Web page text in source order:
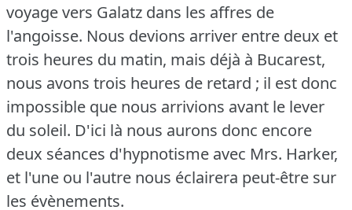
voyage vers Galatz dans les affres de
l'angoisse. Nous devions arriver entre deux et
trois heures du matin, mais déjà à Bucarest,
nous avons trois heures de retard ; il est donc
impossible que nous arrivions avant le lever
du soleil. D'ici là nous aurons donc encore
deux séances d'hypnotisme avec Mrs. Harker,
et l'une ou l'autre nous éclairera peut-être sur
les évènements.